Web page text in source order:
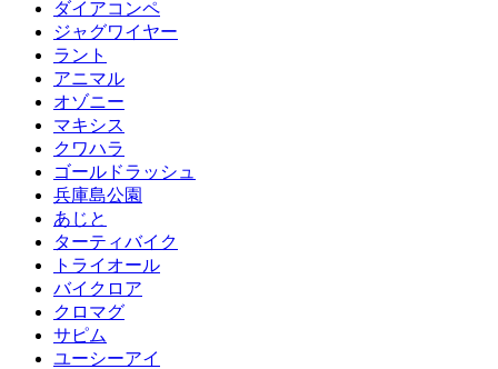
ダイアコンペ
ジャグワイヤー
ラント
アニマル
オゾニー
マキシス
クワハラ
ゴールドラッシュ
兵庫島公園
あじと
ターティバイク
トライオール
バイクロア
クロマグ
サピム
ユーシーアイ